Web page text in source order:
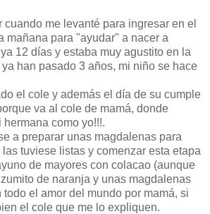
cuando me levanté para ingresar en el
mañana para "ayudar" a nacer a
12 días y estaba muy agustito en la
han pasado 3 años, mi niño se hace
el cole y además el día de su cumple
va al cole de mamá, donde
como yo!!!.
a preparar unas magdalenas para
tuviese listas y comenzar esta etapa
de mayores con colacao (aunque
de naranja y unas magdalenas
el amor del mundo por mamá, si
el cole que me lo expliquen.